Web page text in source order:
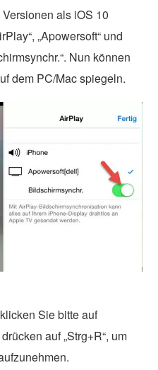
als iOS 10
„Apowersoft“ und
Nun können
dem PC/Mac spiegeln.
Sie bitte auf
auf „Strg+R“, um